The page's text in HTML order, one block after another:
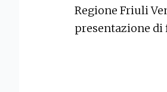
Regione Friuli
presentazione